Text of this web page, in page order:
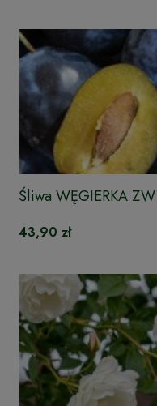
Śliwa WĘGIERKA
43,90 zł